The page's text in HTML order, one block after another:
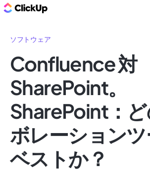
ソフトウェア
Confluence 対
SharePoint。
SharePoint：
ボレーション
ベストか？